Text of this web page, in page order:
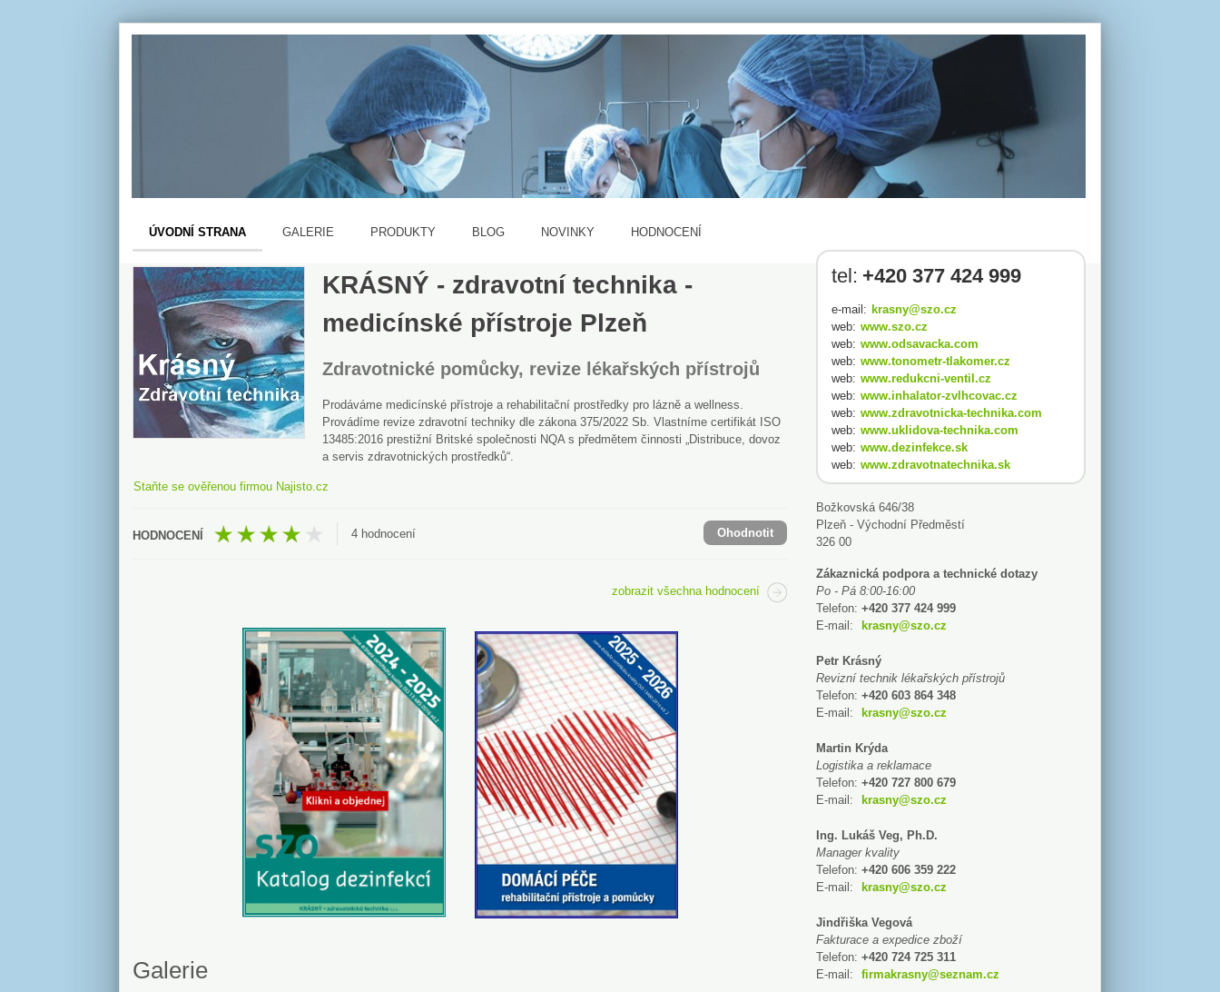
ÚVODNÍ STRANA GALERIE PRODUKTY BLOG NOVINKY HODNOCENÍ
KRÁSNÝ - zdravotní technika -
medicínské přístroje Plzeň
Zdravotnické pomůcky, revize lékařských přístrojů
Prodáváme medicínské přístroje a rehabilitační prostředky pro lázně a wellness.
Provádíme revize zdravotní techniky dle zákona 375/2022 Sb. Vlastníme certifikát ISO
13485:2016 prestižní Britské společnosti NQA s předmětem činnosti „Distribuce, dovoz
a servis zdravotnických prostředků“.
Staňte se ověřenou firmou Najisto.cz
4 hodnocení Ohodnotit
zobrazit všechna hodnocení
Galerie
tel: +420 377 424 999
e-mail: krasny@szo.cz
web: www.szo.cz
web: www.odsavacka.com
web: www.tonometr-tlakomer.cz
web: www.redukcni-ventil.cz
web: www.inhalator-zvlhcovac.cz
web: www.zdravotnicka-technika.com
web: www.uklidova-technika.com
web: www.dezinfekce.sk
web: www.zdravotnatechnika.sk
Božkovská 646/38
Plzeň - Východní Předměstí
326 00
Zákaznická podpora a technické dotazy
Po - Pá 8:00-16:00
Telefon: +420 377 424 999
E-mail:
krasny@szo.cz
Petr Krásný
Revizní technik lékařských přístrojů
Telefon: +420 603 864 348
E-mail:
krasny@szo.cz
Martin Krýda
Logistika a reklamace
Telefon: +420 727 800 679
E-mail:
krasny@szo.cz
Ing. Lukáš Veg, Ph.D.
Manager kvality
Telefon: +420 606 359 222
E-mail:
krasny@szo.cz
Jindřiška Vegová
Fakturace a expedice zboží
Telefon: +420 724 725 311
E-mail:
firmakrasny@seznam.cz